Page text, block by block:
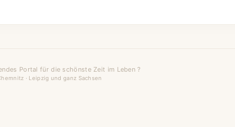
Portal für die schönste Zeit im Leben ?
· Leipzig und ganz Sachsen